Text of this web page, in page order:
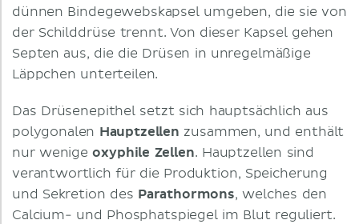
dünnen Bindegewebskapsel umgeben, die sie von
der Schilddrüse trennt. Von dieser Kapsel gehen
Septen aus, die die Drüsen in unregelmäßige
Läppchen unterteilen.
Das Drüsenepithel setzt sich hauptsächlich aus
polygonalen Hauptzellen zusammen, und enthält
nur wenigeoxyphile Zellen. Hauptzellen sind
verantwortlich für die Produktion, Speicherung
und Sekretion des Parathormons, welches den
Calcium- und Phosphatspiegel im Blut reguliert.